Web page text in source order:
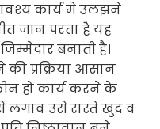
कार्य मे उलझने
जान परता है यह
बनाती है।
प्रक्रिया आसान
हो कार्य करने के
लगाव उसे रास्ते खुद व